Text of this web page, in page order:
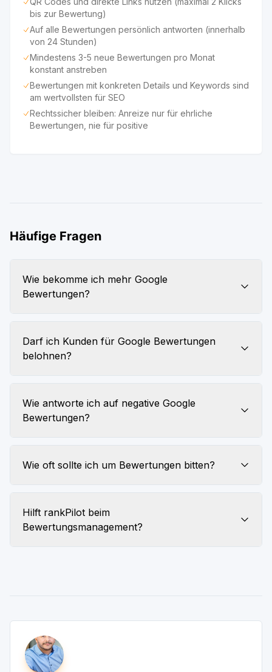
bis zur Bewertung)
Auf alle Bewertungen persönlich antworten (innerhalb
von 24 Stunden)
Mindestens 3-5 neue Bewertungen pro Monat
konstant anstreben
Bewertungen mit konkreten Details und Keywords sind
am wertvollsten für SEO
Rechtssicher bleiben: Anreize nur für ehrliche
Bewertungen, nie für positive
Häufige Fragen
Wie bekomme ich mehr Google
Bewertungen?
Darf ich Kunden für Google Bewertungen
belohnen?
Wie antworte ich auf negative Google
Bewertungen?
Wie oft sollte ich um Bewertungen bitten?
Hilft rankPilot beim
Bewertungsmanagement?